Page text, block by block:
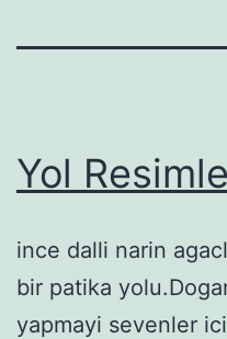
Yol
ince dalli narin
bir patika
yapmayi sevenler